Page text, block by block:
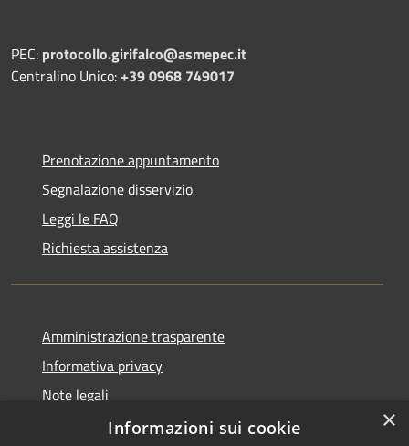
PEC: protocollo.girifalco@asmepec.it
Centralino Unico:+39 0968 749017
Prenotazione appuntamento
Segnalazione disservizio
Leggi le FAQ
Richiesta assistenza
Amministrazione trasparente
Informativa privacy
Note legali
Dichiarazione di accessibilità
×
Informazioni sui cookie